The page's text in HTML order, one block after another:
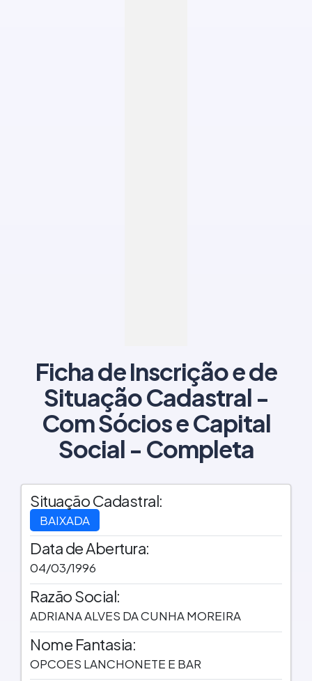
Ficha de Inscrição e de
Situação Cadastral -
Com Sócios e Capital
Social - Completa
Situação Cadastral:
BAIXADA
Data de Abertura:
04/03/1996
Razão Social:
ADRIANA ALVES DA CUNHA MOREIRA
Nome Fantasia:
OPCOES LANCHONETE E BAR